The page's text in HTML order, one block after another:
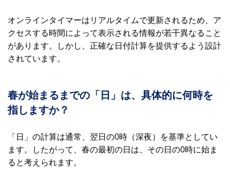
オンラインタイマーはリアルタイムで更新されるため、ア
クセスする時間によって表示される情報が若干異なること
があります。しかし、正確な日付計算を提供するよう設計
されています。
春が始まるまでの「日」は、具体的に何時を
指しますか？
「日」の計算は通常、翌日の0時（深夜）を基準としてい
ます。したがって、春の最初の日は、その日の0時に始ま
ると考えられます。